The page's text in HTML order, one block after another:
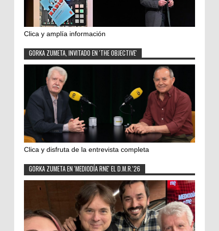
Clica y amplía información
GORKA ZUMETA, INVITADO EN 'THE OBJECTIVE'
Clica y disfruta de la entrevista completa
GORKA ZUMETA EN 'MEDIODÍA RNE' EL D.M.R.'26